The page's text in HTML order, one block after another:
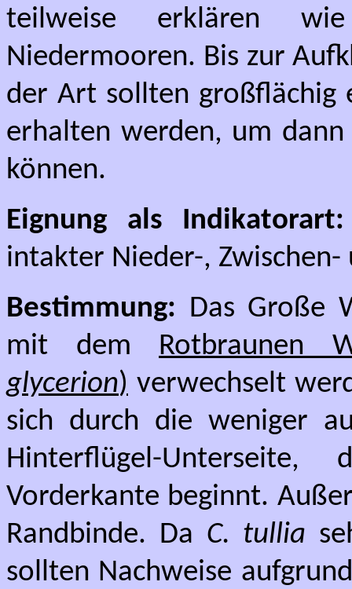
teilweise erklären
Niedermooren. Bis zur
der Art sollten großflächig
erhalten werden, um
können.
Eignung als Indikatorart:
intakter Nieder-,
Bestimmung: Das Große
mit dem Rotbraunen
glycerion) verwechselt
sich durch die weniger
Hinterflügel-
Vorderkante beginnt.
Randbinde. Da C. tullia
sollten Nachweise